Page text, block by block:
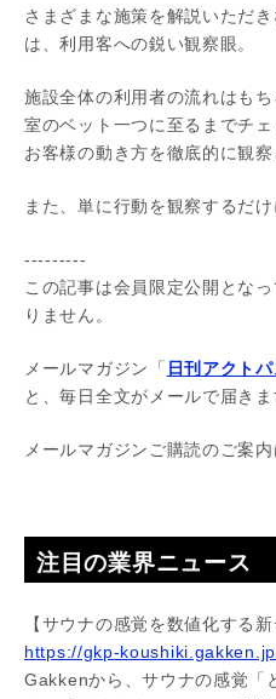
さまざまな施策を解説いただ
は、利用客への鋭い観察眼。
施設全体の利用者の流れはも
室のベット一つに至るまでチ
お客様の動き方を徹底的に観察
また、単に行動を観察するだ
---------
この記事は会員限定公開とな
りません。
メールマガジン「 日刊アクト
と、毎日全文がメールで届きま
メールマガジンご購読のご案内
注目の業界ニュース
【サウナの感覚を数値化する新
https://gkp-
Gakkenから、サウナの感覚「